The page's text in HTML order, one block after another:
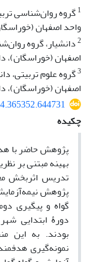
1گروه روان‌شناسی
واحد اصفهان
2دانشیار، گروه
اصفهان (خوراسگان)،
3گروه علوم تربیتی،
اصفهان (خوراسگان)،
چکیده
پژوهش حاضر با
بهینه مبتنی بر
تدریس اثربخش
پژوهش
گواه و پیگیری